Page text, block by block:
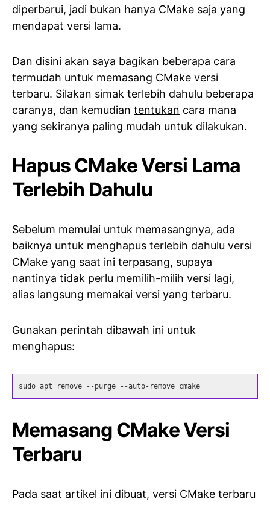
diperbarui, jadi bukan hanya CMake saja yang
mendapat versi lama.
Dan disini akan saya bagikan beberapa cara
termudah untuk memasang CMake versi
terbaru. Silakan simak terlebih dahulu beberapa
caranya, dan kemudian tentukan cara mana
yang sekiranya paling mudah untuk dilakukan.
Hapus CMake Versi Lama
Terlebih Dahulu
Sebelum memulai untuk memasangnya, ada
baiknya untuk menghapus terlebih dahulu versi
CMake yang saat ini terpasang, supaya
nantinya tidak perlu memilih-milih versi lagi,
alias langsung memakai versi yang terbaru.
Gunakan perintah dibawah ini untuk
menghapus:
sudo apt remove --purge --auto-remove cmake
Memasang CMake Versi
Terbaru
Pada saat artikel ini dibuat, versi CMake terbaru